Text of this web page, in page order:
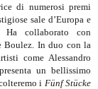
di numerosi premi
sale d’Europa e
Ha collaborato con
Boulez. In duo con la
come Alessandro
un bellissimo
i Fünf Stücke